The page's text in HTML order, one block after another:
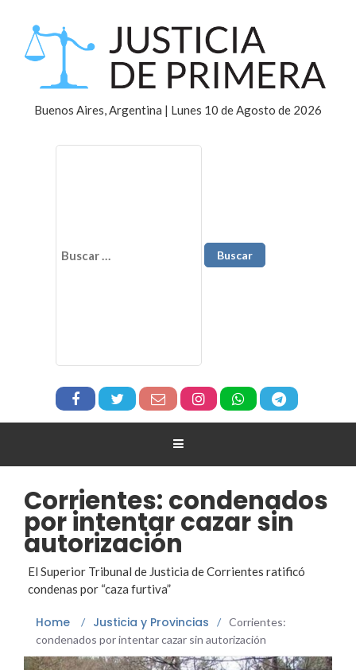
Buenos Aires, Argentina | Lunes 10 de Agosto de 2026
Corrientes: condenados
por intentar cazar sin
autorización
El Superior Tribunal de Justicia de Corrientes ratificó
condenas por “caza furtiva”
Home / Justicia y Provincias / Corrientes:
condenados por intentar cazar sin autorización